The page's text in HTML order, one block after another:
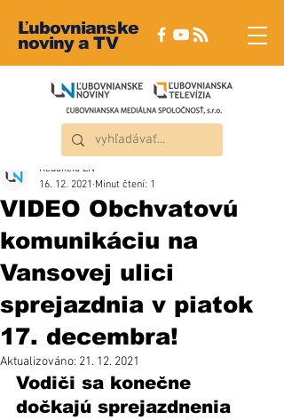
Ľubovnianske
noviny a TV
VIDEO Obchvatovú
komunikáciu na
Vansovej ulici
sprejazdnia v piatok
17. decembra!
Redakcia ĽN
16. 12. 2021 Minut čtení: 1
Aktualizováno: 21. 12. 2021
Vodiči sa konečne
dočkajú sprejazdnenia